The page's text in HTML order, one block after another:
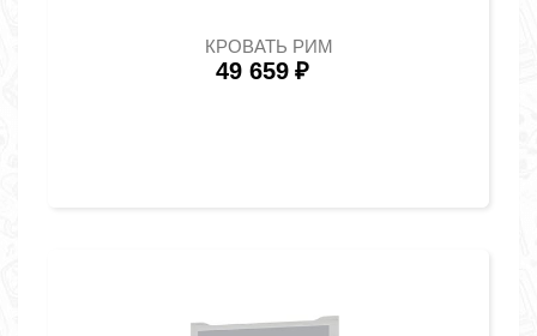
КРОВАТЬ РИМ
49 659 ₽